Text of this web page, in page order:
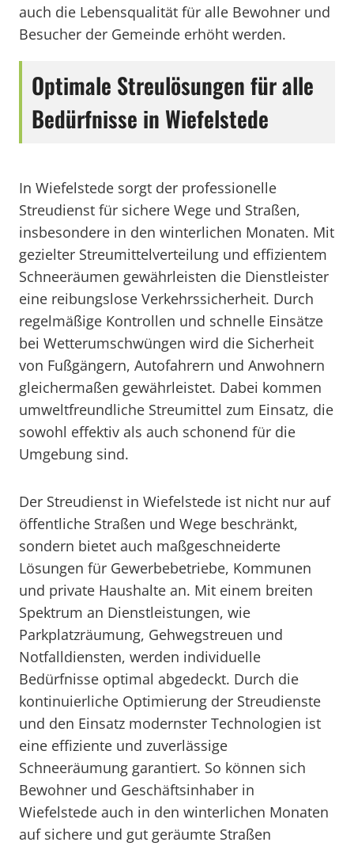
auch die Lebensqualität für alle Bewohner und
Besucher der Gemeinde erhöht werden.
Optimale Streulösungen für alle
Bedürfnisse in Wiefelstede
In Wiefelstede sorgt der professionelle
Streudienst für sichere Wege und Straßen,
insbesondere in den winterlichen Monaten. Mit
gezielter Streumittelverteilung und effizientem
Schneeräumen gewährleisten die Dienstleister
eine reibungslose Verkehrssicherheit. Durch
regelmäßige Kontrollen und schnelle Einsätze
bei Wetterumschwüngen wird die Sicherheit
von Fußgängern, Autofahrern und Anwohnern
gleichermaßen gewährleistet. Dabei kommen
umweltfreundliche Streumittel zum Einsatz, die
sowohl effektiv als auch schonend für die
Umgebung sind.
Der Streudienst in Wiefelstede ist nicht nur auf
öffentliche Straßen und Wege beschränkt,
sondern bietet auch maßgeschneiderte
Lösungen für Gewerbebetriebe, Kommunen
und private Haushalte an. Mit einem breiten
Spektrum an Dienstleistungen, wie
Parkplatzräumung, Gehwegstreuen und
Notfalldiensten, werden individuelle
Bedürfnisse optimal abgedeckt. Durch die
kontinuierliche Optimierung der Streudienste
und den Einsatz modernster Technologien ist
eine effiziente und zuverlässige
Schneeräumung garantiert. So können sich
Bewohner und Geschäftsinhaber in
Wiefelstede auch in den winterlichen Monaten
auf sichere und gut geräumte Straßen